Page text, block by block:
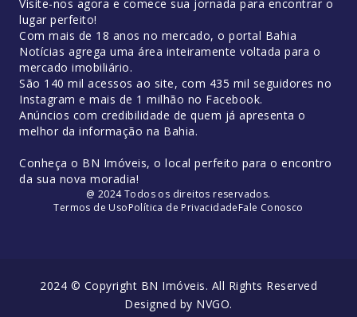
Visite-nos agora e comece sua jornada para encontrar o
lugar perfeito!
Com mais de 18 anos no mercado, o portal Bahia
Notícias agrega uma área inteiramente voltada para o
mercado imobiliário.
São 140 mil acessos ao site, com 435 mil seguidores no
Instagram e mais de 1 milhão no Facebook.
Anúncios com credibilidade de quem já apresenta o
melhor da informação na Bahia.
Conheça o BN Imóveis, o local perfeito para o encontro
da sua nova moradia!
@ 2024 Todos os direitos reservados.
Termos de UsoPolítica de PrivacidadeFale Conosco
2024 © Copyright BN Imóveis. All Rights Reserved
Designed by NVGO.